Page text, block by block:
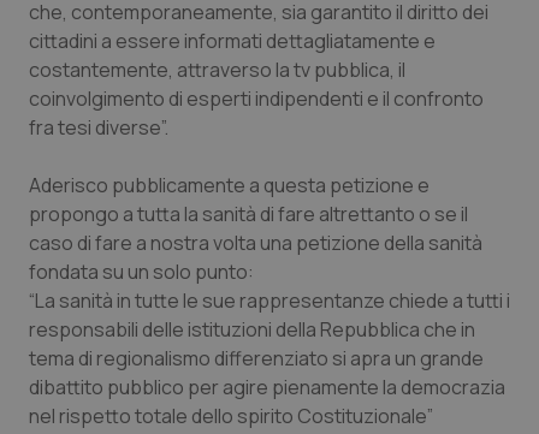
che, contemporaneamente, sia garantito il diritto dei
cittadini a essere informati dettagliatamente e
costantemente, attraverso la tv pubblica, il
coinvolgimento di esperti indipendenti e il confronto
fra tesi diverse”.
Aderisco pubblicamente a questa petizione e
propongo a tutta la sanità di fare altrettanto o se il
caso di fare a nostra volta una petizione della sanità
fondata su un solo punto:
“La sanità in tutte le sue rappresentanze chiede a tutti i
responsabili delle istituzioni della Repubblica che in
tema di regionalismo differenziato si apra un grande
dibattito pubblico per agire pienamente la democrazia
nel rispetto totale dello spirito Costituzionale”
CookieScriptConsent
CookieScript
www.quotidianosanita.it